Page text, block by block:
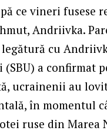
ce vineri fusese
Andriivka.
cu
a confirmat
ucrainenii au
în momentul
ruse din Marea